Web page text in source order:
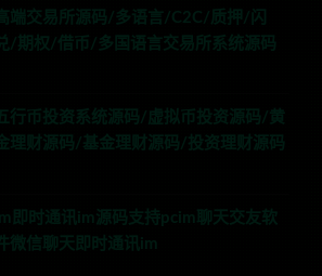
端交易所源码/多语言/C2C/质押/闪
/期权/借币/多国语言交易所系统源码
行币投资系统源码/虚拟币投资源码/黄
理财源码/基金理财源码/投资理财源码
im即时通讯im源码支持pcim聊天交友软
微信聊天即时通讯im